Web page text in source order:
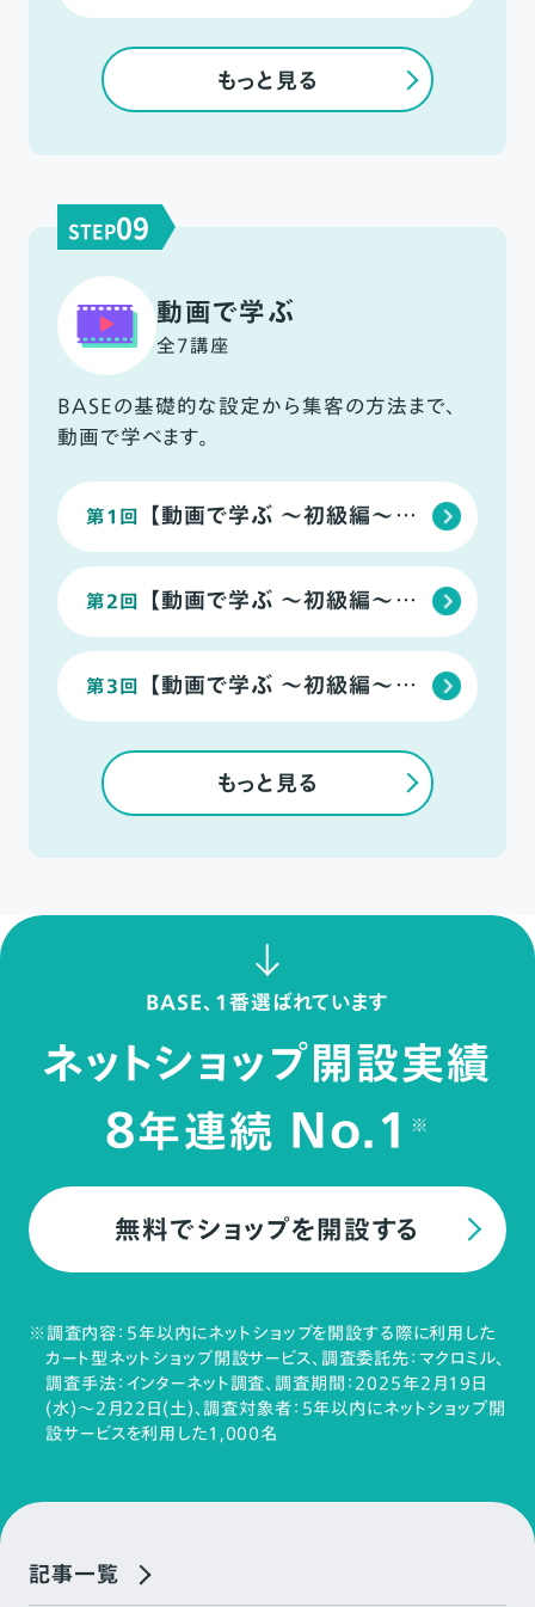
もっと見る
STEP09
動画で学ぶ
全7講座
BASEの基礎的な設定から集客の方法まで、
動画で学べます。
第1回 【動画で学ぶ ～初級編～】初期設定でショップ準備を完了させよう
第2回 【動画で学ぶ ～初級編～】商品の魅力を伝える、商品登録のポイント
第3回 【動画で学ぶ ～初級編～】デザイン性を高める「デザインテーマ」の使い方
もっと見る
BASE、1番選ばれています
ネットショップ開設実績
8年連続 No.1 ※
無料でショップを開設する
※調査内容：5年以内にネットショップを開設する際に利用した
カート型ネットショップ開設サービス、調査委託先：マクロミル、
調査手法：インターネット調査、調査期間：2025年2月19日
(水)～2月22日(土)、調査対象者：5年以内にネットショップ開
設サービスを利用した1,000名
記事一覧